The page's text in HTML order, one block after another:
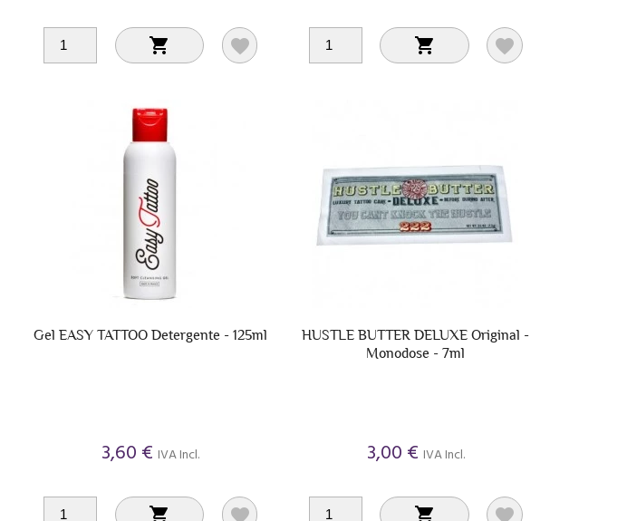
   
Gel EASY TATTOO Detergente - 125ml
3,60 € IVA Incl.
 
HUSTLE BUTTER DELUXE Original -
Monodose - 7ml
3,00 € IVA Incl.
 